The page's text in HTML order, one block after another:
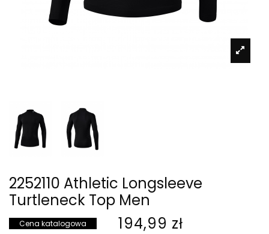
2252110 Athletic Longsleeve
Turtleneck Top Men
Cena katalogowa 194,99 zł